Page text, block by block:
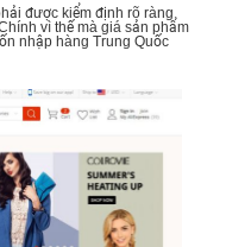
được kiểm định rõ ràng
vì thế mà giá sản phẩm
nhập hàng Trung Quốc